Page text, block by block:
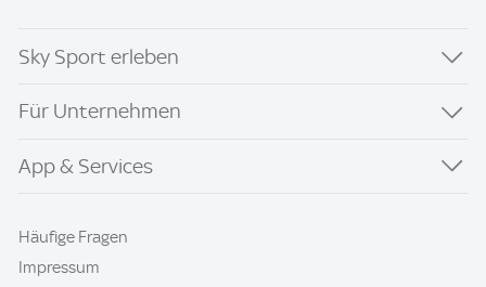
Sky Sport erleben
Für Unternehmen
App & Services
Häufige Fragen
Impressum